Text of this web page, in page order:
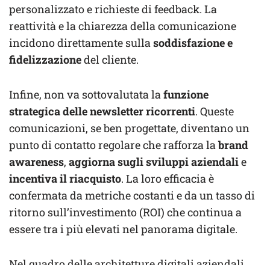
personalizzato e richieste di feedback. La
reattività e la chiarezza della comunicazione
incidono direttamente sulla soddisfazione e
fidelizzazionedel cliente.
Infine, non va sottovalutata la funzione
strategica delle newsletter ricorrenti. Queste
comunicazioni, se ben progettate, diventano un
punto di contatto regolare che rafforza labrand
awareness, aggiorna sugli sviluppi aziendalie
incentiva il riacquisto. La loro efficacia è
confermata da metriche costanti e da un tasso di
ritorno sull’investimento (ROI) che continua a
essere tra i più elevati nel panorama digitale.